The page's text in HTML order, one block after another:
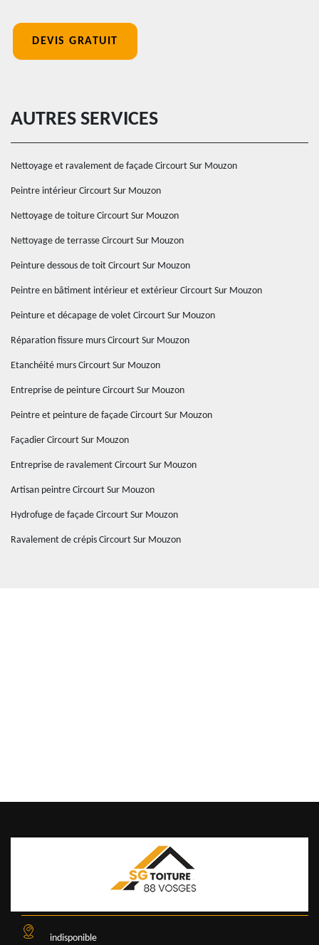
DEVIS GRATUIT
AUTRES SERVICES
Nettoyage et ravalement de façade Circourt Sur Mouzon
Peintre intérieur Circourt Sur Mouzon
Nettoyage de toiture Circourt Sur Mouzon
Nettoyage de terrasse Circourt Sur Mouzon
Peinture dessous de toit Circourt Sur Mouzon
Peintre en bâtiment intérieur et extérieur Circourt Sur Mouzon
Peinture et décapage de volet Circourt Sur Mouzon
Réparation fissure murs Circourt Sur Mouzon
Etanchéité murs Circourt Sur Mouzon
Entreprise de peinture Circourt Sur Mouzon
Peintre et peinture de façade Circourt Sur Mouzon
Façadier Circourt Sur Mouzon
Entreprise de ravalement Circourt Sur Mouzon
Artisan peintre Circourt Sur Mouzon
Hydrofuge de façade Circourt Sur Mouzon
Ravalement de crépis Circourt Sur Mouzon
indisponible